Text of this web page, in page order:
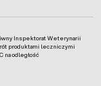
Inspektorat Weterynarii
produktami leczniczymi
na odległość